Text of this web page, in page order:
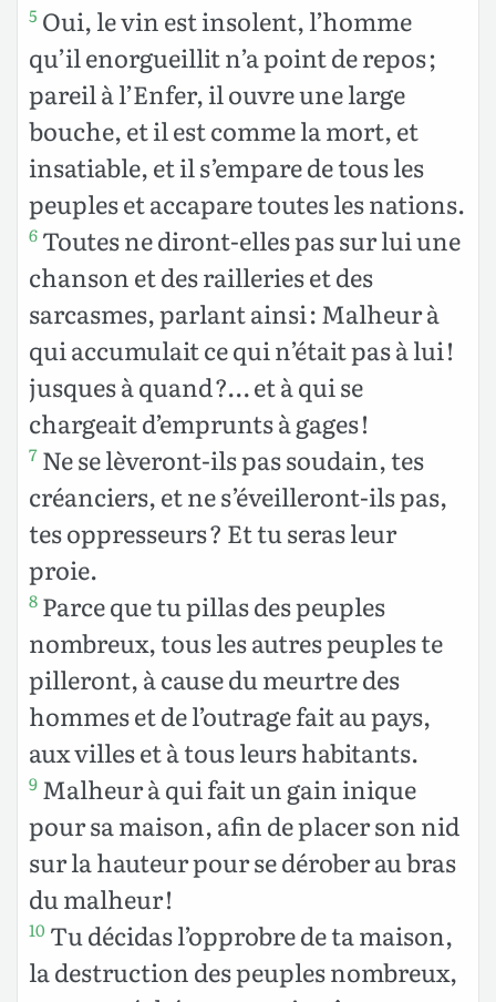
5 Oui, le vin est insolent, l’homme
qu’il enorgueillit n’a point de repos ;
pareil à l’Enfer, il ouvre une large
bouche, et il est comme la mort, et
insatiable, et il s’empare de tous les
peuples et accapare toutes les nations.
6 Toutes ne diront-elles pas sur lui une
chanson et des railleries et des
sarcasmes, parlant ainsi : Malheur à
qui accumulait ce qui n’était pas à lui !
jusques à quand ?… et à qui se
chargeait d’emprunts à gages !
7 Ne se lèveront-ils pas soudain, tes
créanciers, et ne s’éveilleront-ils pas,
tes oppresseurs ? Et tu seras leur
proie.
8 Parce que tu pillas des peuples
nombreux, tous les autres peuples te
pilleront, à cause du meurtre des
hommes et de l’outrage fait au pays,
aux villes et à tous leurs habitants.
9 Malheur à qui fait un gain inique
pour sa maison, afin de placer son nid
sur la hauteur pour se dérober au bras
du malheur !
10 Tu décidas l’opprobre de ta maison,
la destruction des peuples nombreux,